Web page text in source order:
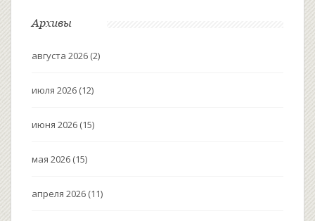
Архивы
августа 2026 (2)
июля 2026 (12)
июня 2026 (15)
мая 2026 (15)
апреля 2026 (11)